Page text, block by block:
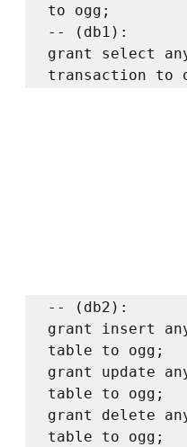
to ogg;
-- (db1):
grant select
transaction to
-- (db2):
grant insert
table to ogg;
grant update
table to ogg;
grant delete
table to ogg;